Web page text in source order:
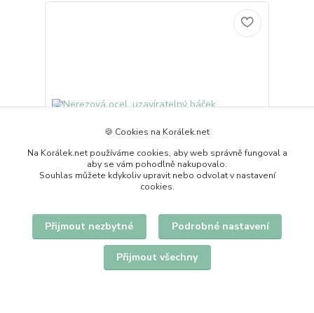
Nerezová ocel, uzavíratelný háček, 22x11,5mm
skladem 28 balení
🍪 Cookies na Korálek.net
Na Korálek.net používáme cookies, aby web správně fungoval a
aby se vám pohodlně nakupovalo.
Souhlas můžete kdykoliv upravit nebo odvolat v nastavení
cookies.
Přijmout nezbytné Podrobné nastavení
Přijmout všechny